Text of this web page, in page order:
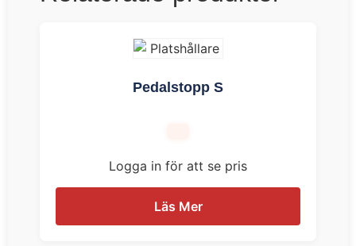
Pedalstopp S
Logga in för att se pris
Läs Mer